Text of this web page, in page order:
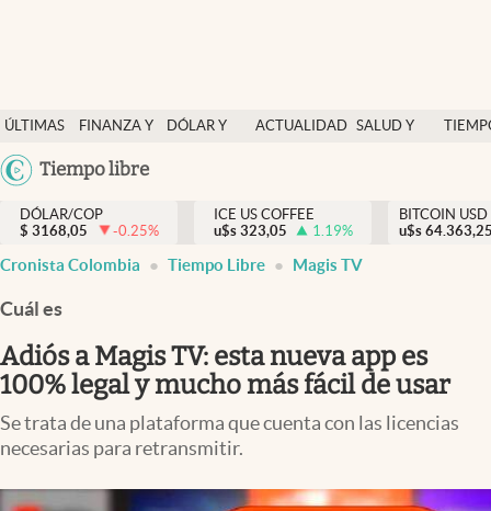
ÚLTIMAS
NOTICIAS
FINANZA Y
DÓLAR Y
ACTUALIDAD SALUD Y
México
Tiempo libre
Salud y nutrición
Vida espiritual
Actualidad
Colombia
DÓLAR/COP
$ 3168,05 -0.25%
ICE US COFFEE
u$s 323,05 1.19%
BITCOIN USD
u$s
Cronista Colombia Tiempo Libre Magis TV
Cuál es
Adiós a Magis TV: esta nueva app es
100% legal y mucho más fácil de usar
Se trata de una plataforma que cuenta con las licencias
necesarias para retransmitir.